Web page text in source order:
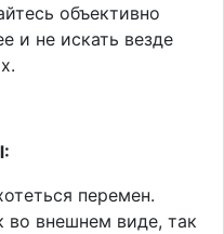
объективно
и не искать везде
перемен.
во внешнем виде, так